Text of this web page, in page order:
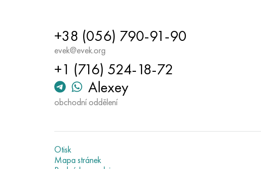
+38 (056) 790-91-90
evek@evek.org
+1 (716) 524-18-72
Alexey
obchodní oddělení
Otisk
Mapa stránek